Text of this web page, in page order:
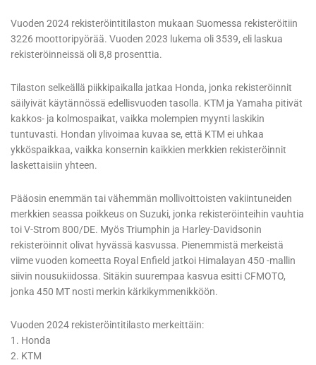
Vuoden 2024 rekisteröintitilaston mukaan Suomessa rekisteröitiin
3226 moottoripyörää. Vuoden 2023 lukema oli 3539, eli laskua
rekisteröinneissä oli 8,8 prosenttia.
Tilaston selkeällä piikkipaikalla jatkaa Honda, jonka rekisteröinnit
säilyivät käytännössä edellisvuoden tasolla. KTM ja Yamaha pitivät
kakkos- ja kolmospaikat, vaikka molempien myynti laskikin
tuntuvasti. Hondan ylivoimaa kuvaa se, että KTM ei uhkaa
ykköspaikkaa, vaikka konsernin kaikkien merkkien rekisteröinnit
laskettaisiin yhteen.
Pääosin enemmän tai vähemmän mollivoittoisten vakiintuneiden
merkkien seassa poikkeus on Suzuki, jonka rekisteröinteihin vauhtia
toi V-Strom 800/DE. Myös Triumphin ja Harley-Davidsonin
rekisteröinnit olivat hyvässä kasvussa. Pienemmistä merkeistä
viime vuoden komeetta Royal Enfield jatkoi Himalayan 450 -mallin
siivin nousukiidossa. Sitäkin suurempaa kasvua esitti CFMOTO,
jonka 450 MT nosti merkin kärkikymmenikköön.
Vuoden 2024 rekisteröintitilasto merkeittäin:
1. Honda
2. KTM